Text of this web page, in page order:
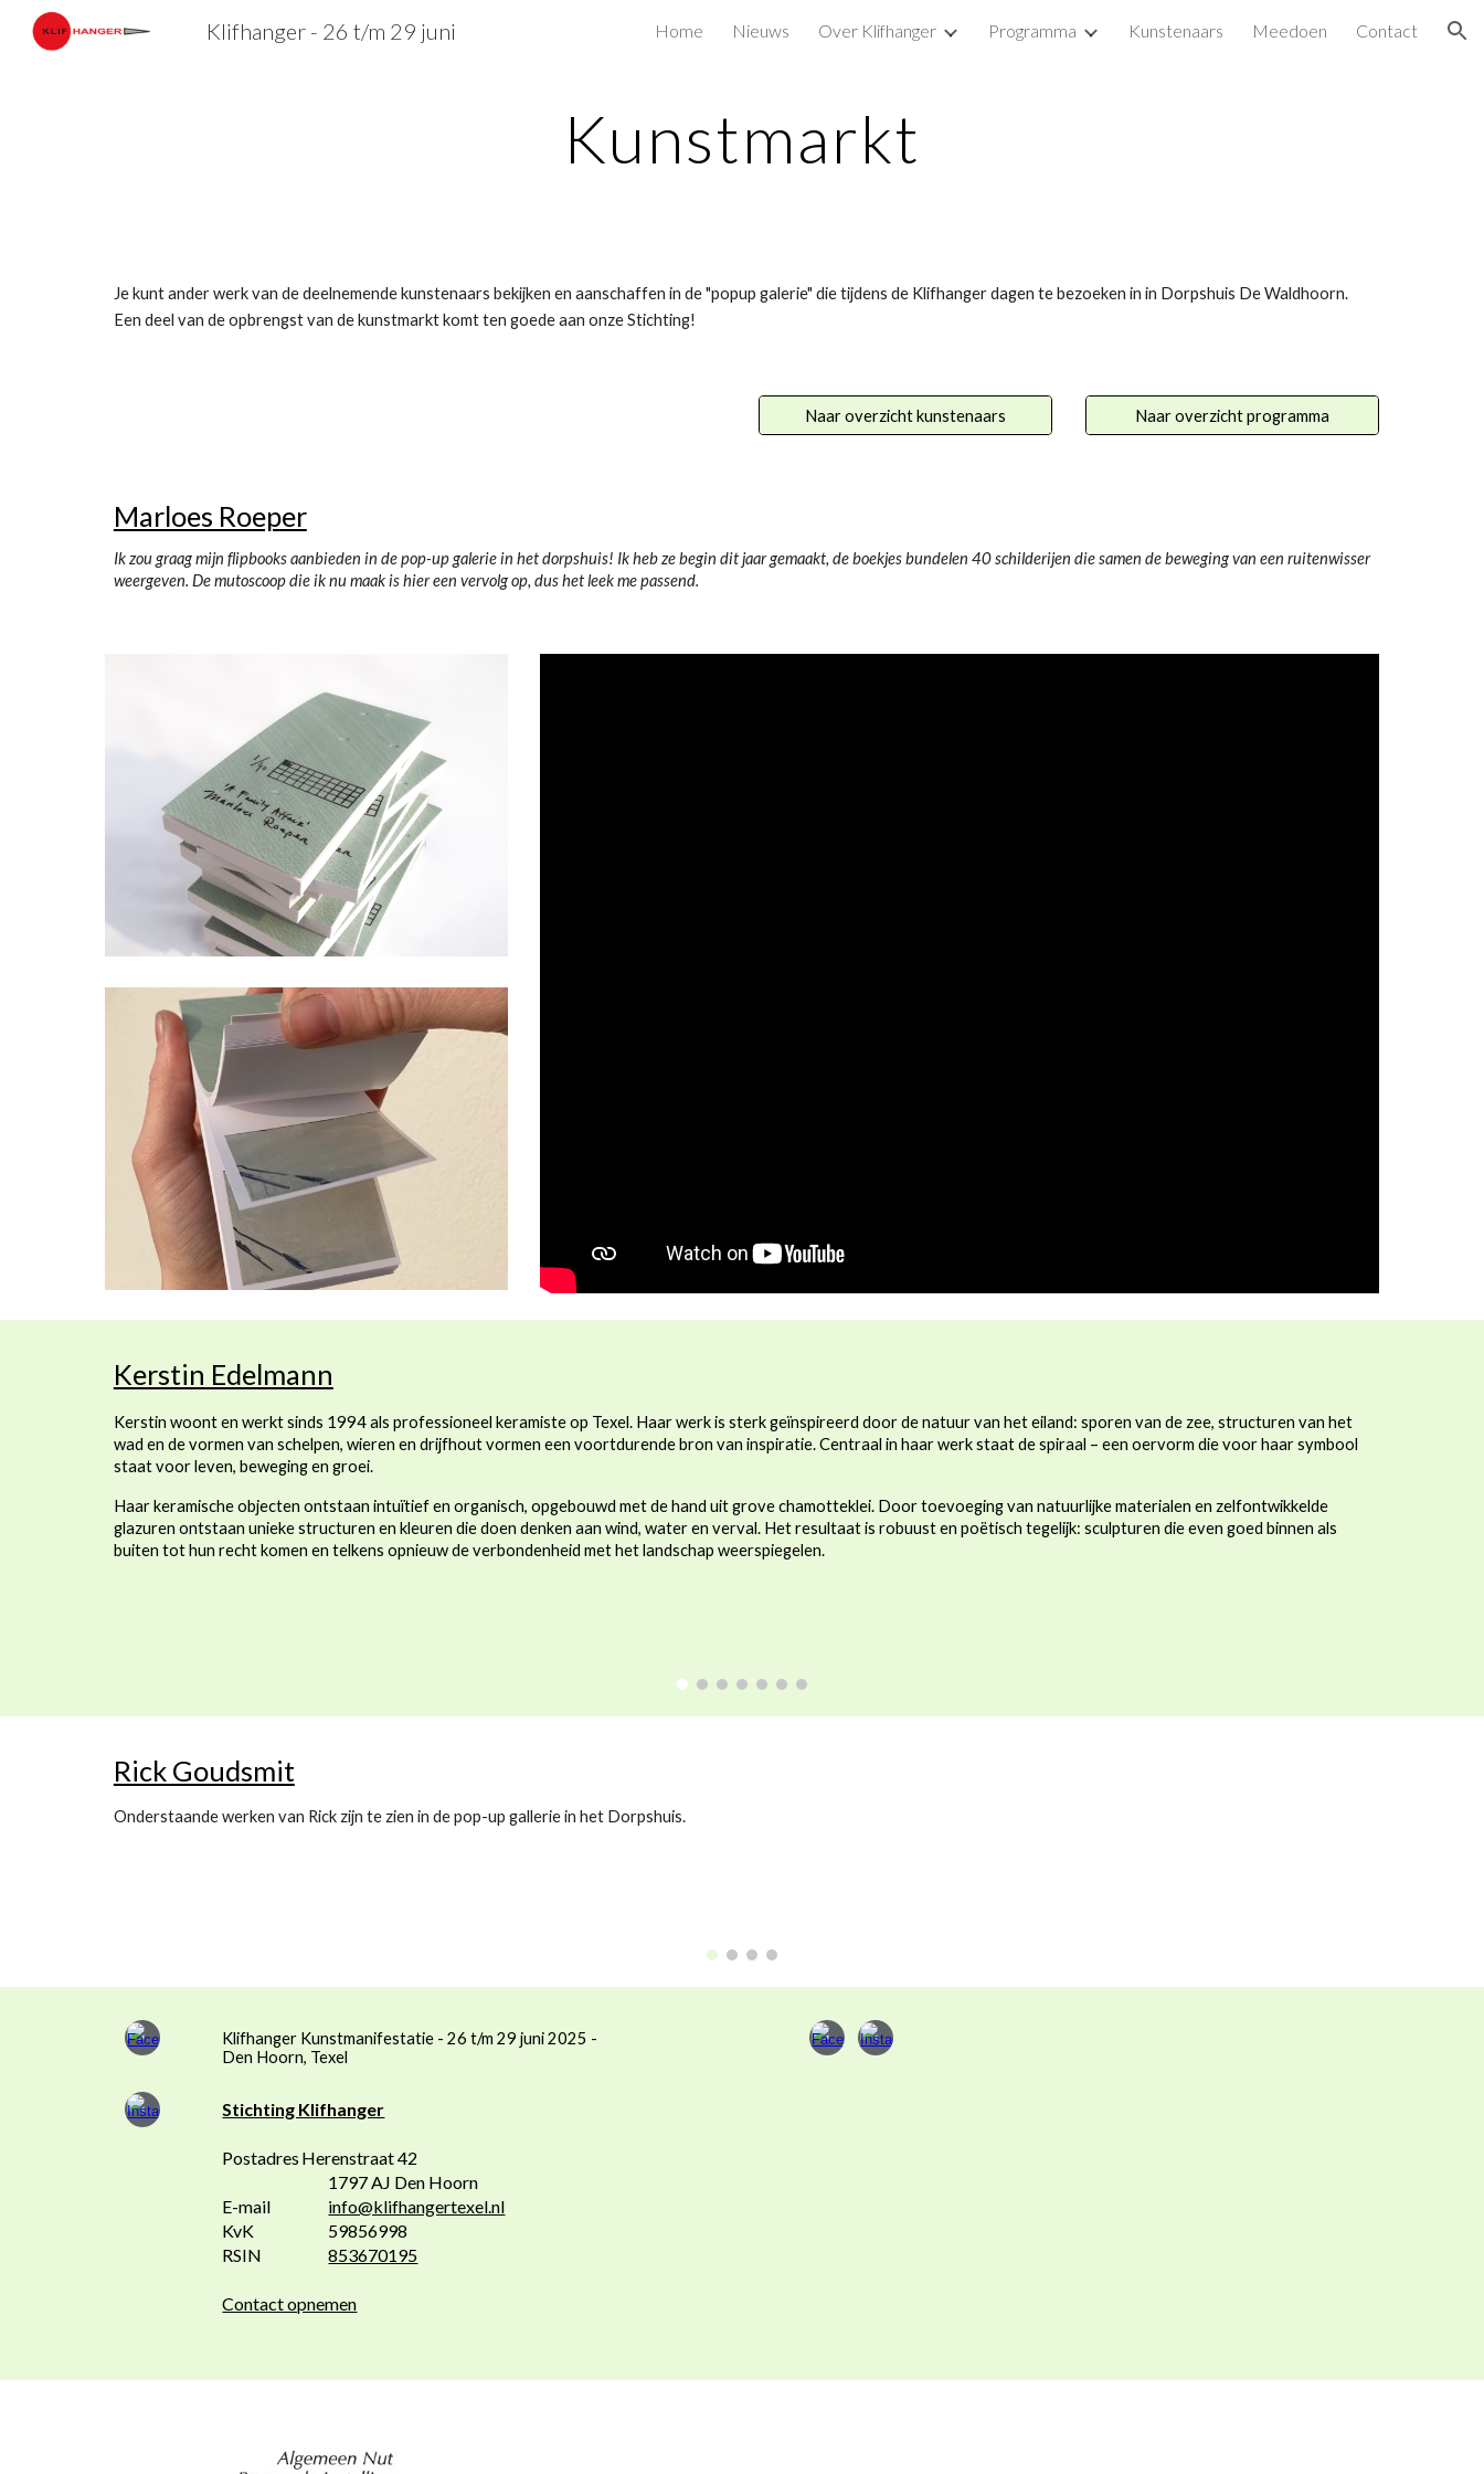
Skip to navigation
Klifhanger - 26 t/m 29 juni Home Nieuws Over Klifhanger Programma Kunstenaars Meedoen Contact
Kunstmarkt
Je kunt ander werk van de deelnemende kunstenaars bekijken en aanschaffen in de "popup galerie" die tijdens de Klifhanger dagen te bezoeken in in Dorpshuis De Waldhoorn.
Een deel van de opbrengst van de kunstmarkt komt ten goede aan onze Stichting!
Naar overzicht kunstenaars Naar overzicht programma
Marloes Roeper
Ik zou graag mijn flipbooks aanbieden in de pop-up galerie in het dorpshuis! Ik heb ze begin dit jaar gemaakt, de boekjes bundelen 40 schilderijen die samen de beweging van een ruitenwisser
weergeven. De mutoscoop die ik nu maak is hier een vervolg op, dus het leek me passend.
Kerstin Edelmann
Kerstin woont en werkt sinds 1994 als professioneel keramiste op Texel. Haar werk is sterk geïnspireerd door de natuur van het eiland: sporen van de zee, structuren van het
wad en de vormen van schelpen, wieren en drijfhout vormen een voortdurende bron van inspiratie. Centraal in haar werk staat de spiraal – een oervorm die voor haar symbool
staat voor leven, beweging en groei.
Haar keramische objecten ontstaan intuïtief en organisch, opgebouwd met de hand uit grove chamotteklei. Door toevoeging van natuurlijke materialen en zelfontwikkelde
glazuren ontstaan unieke structuren en kleuren die doen denken aan wind, water en verval. Het resultaat is robuust en poëtisch tegelijk: sculpturen die even goed binnen als
buiten tot hun recht komen en telkens opnieuw de verbondenheid met het landschap weerspiegelen.
Rick Goudsmit
Onderstaande werken van Rick zijn te zien in de pop-up gallerie in het Dorpshuis.
Klifhanger Kunstmanifestatie - 26 t/m 29 juni 2025 -
Den Hoorn, Texel
Stichting Klifhanger
Postadres Herenstraat 42
1797 AJ Den Hoorn
E-mail
info@klifhangertexel.nl
KvK
59856998
RSIN
853670195
Contact opnemen